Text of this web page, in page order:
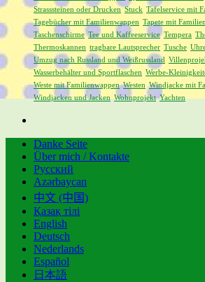
Strasssteinen oder Drucken Stuck Tafelservice mit
Tagebücher mit Familienwappen Tapete mit
Taschenschirme Tee und Kaffeeservice Tempera
Thermoskannen tragbare Lautsprecher Tusche
Umzug nach Russland und Weißrussland
Wasserbehälter und Sportflaschen Werbe-
Weste mit Familienwappen Westen Windjacke mit
Windjacken und Jacken Wohnprojekt Yachten
Danke Seite
Über mich / Kontakte
Русский
Azərbaycan
中文 (中国)
Қазақ тілі
English
Deutsch
Nederlands
Español
日本語